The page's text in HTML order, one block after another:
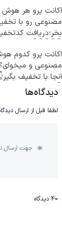
اکانت پرو هر هوش
مصنوعی رو با
بخر؛دریافت
اکانت پرو کدوم
مصنوعی و
انجا با تخفیف
👇
دیدگاه‌ها
لطفا قبل از ارسال
جهت ارسال
40 دیدگاه